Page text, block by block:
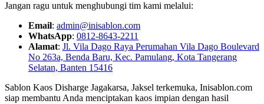
Jangan ragu untuk menghubungi tim kami melalui:
Email: admin@inisablon.com
WhatsApp: 0812-8643-2211
Alamat: Jl. Vila Dago Raya Perumahan Vila Dago Boulevard
No 263a, Benda Baru, Kec. Pamulang, Kota Tangerang
Selatan, Banten 15416
Sablon Kaos Disharge Jagakarsa, Jaksel terkemuka, Inisablon.com
siap membantu Anda menciptakan kaos impian dengan hasil